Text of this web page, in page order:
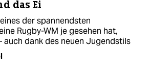
das Ei
der spannendsten
Rugby-WM je gesehen hat,
auch dank des neuen Jugendstils